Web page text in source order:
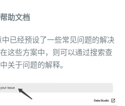
助文档
已经预设了一些常见问题的解决
这些方案中，则可以通过搜索查
关于问题的解释。